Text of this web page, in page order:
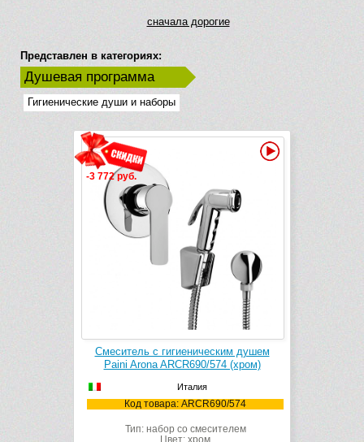
сначала дорогие
Представлен в категориях:
Душевая программа
Гигиенические души и наборы
-3 772 руб.
Смеситель с гигиеническим душем
Paini Arona ARCR690/574 (хром)
Италия
Код товара: ARCR690/574
Тип: набор со смесителем